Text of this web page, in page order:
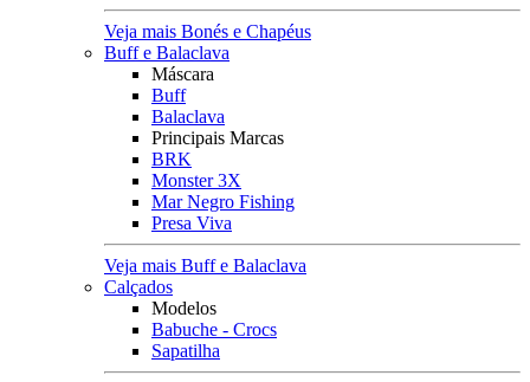
Veja mais Bonés e Chapéus
Buff e Balaclava
Máscara
Buff
Balaclava
Principais Marcas
BRK
Monster 3X
Mar Negro Fishing
Presa Viva
Veja mais Buff e Balaclava
Calçados
Modelos
Babuche - Crocs
Sapatilha